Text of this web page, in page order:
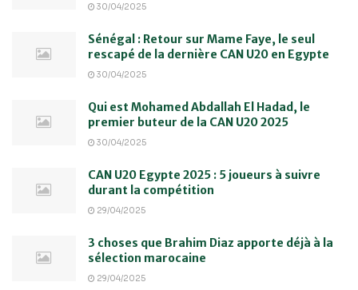
30/04/2025
Sénégal : Retour sur Mame Faye, le seul
rescapé de la dernière CAN U20 en Egypte
30/04/2025
Qui est Mohamed Abdallah El Hadad, le
premier buteur de la CAN U20 2025
30/04/2025
CAN U20 Egypte 2025 : 5 joueurs à suivre
durant la compétition
29/04/2025
3 choses que Brahim Diaz apporte déjà à la
sélection marocaine
29/04/2025